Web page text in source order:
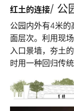
红土的连接/ 公
公园内外有4米的
面层次。利用现
入口景墙，夯土
时用一种回归传